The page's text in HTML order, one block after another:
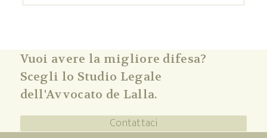
Vuoi avere la migliore difesa?
Scegli lo Studio Legale
dell'Avvocato de Lalla.
Contattaci